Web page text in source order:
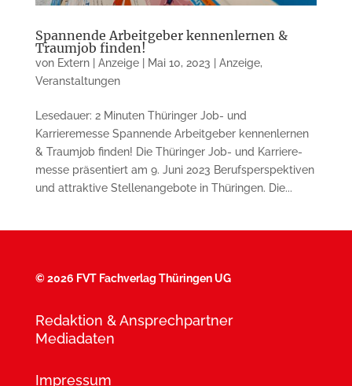
Spannende Arbeitgeber kennenlernen &
Traumjob finden!
von Extern | Anzeige| Mai 10, 2023 Anzeige,
Veranstaltungen
Lesedauer: 2 Minuten Thüringer Job- und
Karrieremesse Spannende Arbeitgeber kennenlernen
& Traum­job finden! Die Thüringer Job- und Karriere­
mes­se präsentiert am 9. Juni 2023 Berufs­perspektiven
und attraktive Stellen­an­ge­bote in Thü­ringen. Die...
©2026 FVT Fachverlag Thüringen UG
Redaktion & Ansprechpartner
Mediadaten
Impressum